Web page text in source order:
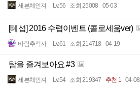
세븐체인져 Lv.56 조회 25008 05-03
[테섭] 2016 수렵이벤트 (콜로세움ver)
바람추적자 Lv.61 조회 214718 04-19
탐을 즐겨보아요 #3
세븐체인져 Lv.54 조회 219347 추천 1 04-08